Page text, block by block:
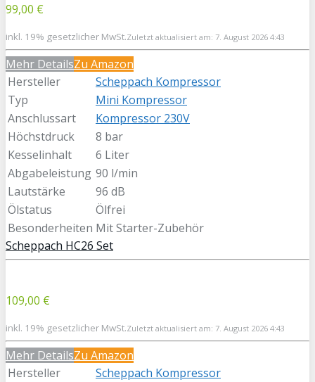
99,00 €
inkl. 19% gesetzlicher MwSt.Zuletzt aktualisiert am: 7. August 2026 4:43
Mehr DetailsZu Amazon
Hersteller
Scheppach Kompressor
Typ
Mini Kompressor
Anschlussart
Kompressor 230V
Höchstdruck
8 bar
Kesselinhalt
6 Liter
Abgabeleistung 90 l/min
Lautstärke
96 dB
Ölstatus
Ölfrei
Besonderheiten Mit Starter-Zubehör
Scheppach HC26 Set
109,00 €
inkl. 19% gesetzlicher MwSt.Zuletzt aktualisiert am: 7. August 2026 4:43
Mehr DetailsZu Amazon
Hersteller
Scheppach Kompressor